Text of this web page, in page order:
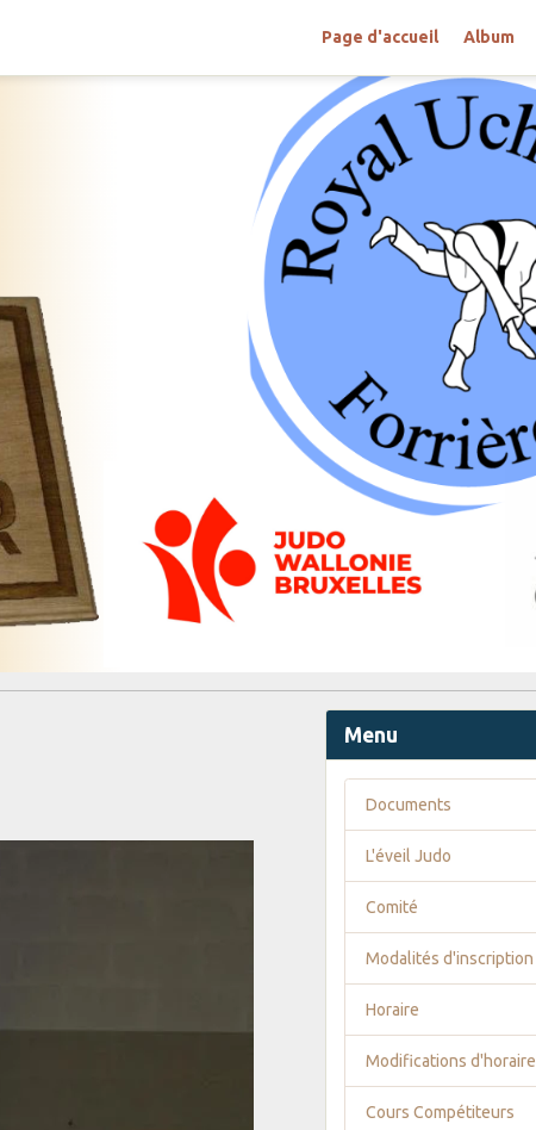
Page d'accueil Album
Menu
Documents
L'éveil Judo
Comité
Modalités d'inscription
Horaire
Modifications d'horaire
Cours Compétiteurs